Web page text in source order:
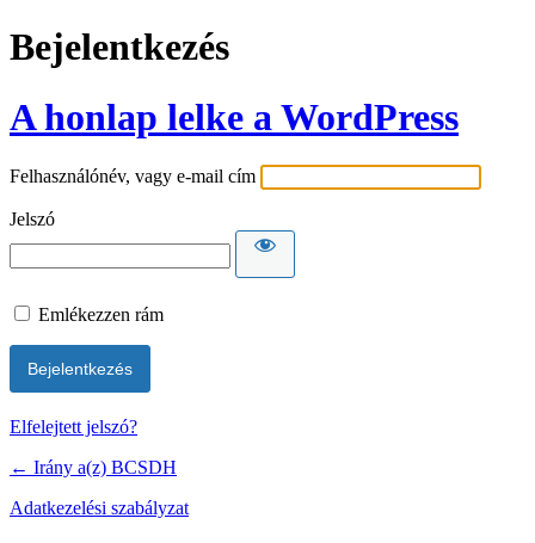
Bejelentkezés
A honlap lelke a WordPress
Felhasználónév, vagy e-mail cím
Jelszó
Emlékezzen rám
Elfelejtett jelszó?
← Irány a(z) BCSDH
Adatkezelési szabályzat